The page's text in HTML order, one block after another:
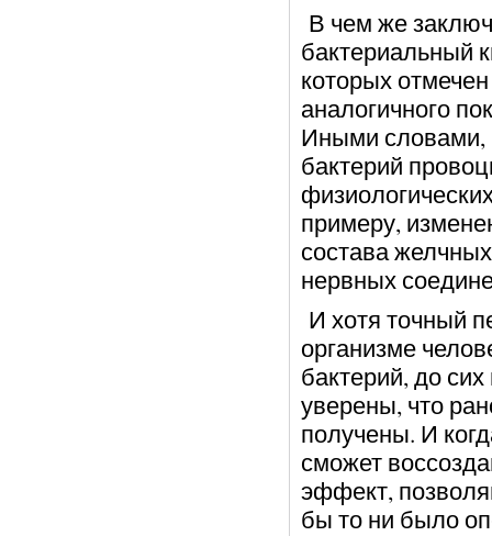
В чем же
бактериальный
которых
аналогичного
Иными словами,
бактерий
примеру,
состава
нервных
И хотя точный
организме
бактерий, до
уверены, что
получены. И
сможет
эффект,
бы то ни было